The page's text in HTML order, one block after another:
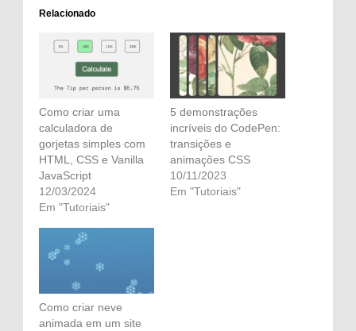
Relacionado
Como criar uma
calculadora de
gorjetas simples com
HTML, CSS e Vanilla
JavaScript
12/03/2024
Em "Tutoriais"
5 demonstrações
incríveis do CodePen:
transições e
animações CSS
10/11/2023
Em "Tutoriais"
Como criar neve
animada em um site